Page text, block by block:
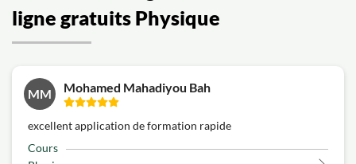
ligne gratuits Physique
MM Mohamed Mahadiyou Bah
excellent application de formation rapide
Cours